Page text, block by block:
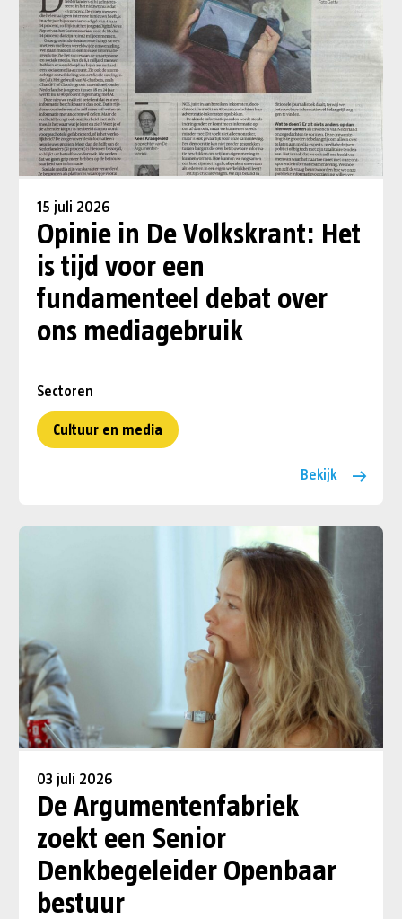
15 juli 2026
Opinie in De Volkskrant: Het
is tijd voor een
fundamenteel debat over
ons mediagebruik
Sectoren
Cultuur en media
Bekijk
03 juli 2026
De Argumentenfabriek
zoekt een Senior
Denkbegeleider Openbaar
bestuur